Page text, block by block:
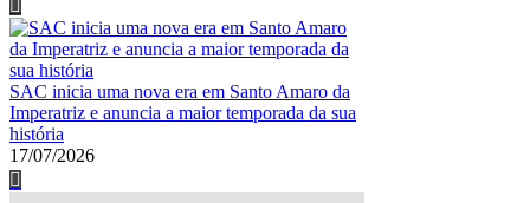
SAC inicia uma nova era em Santo Amaro da
Imperatriz e anuncia a maior temporada da sua
história
17/07/2026